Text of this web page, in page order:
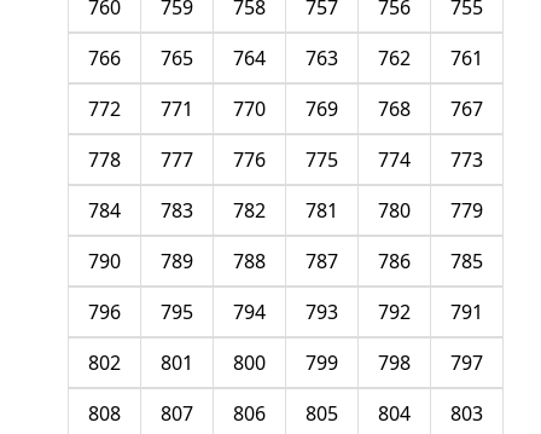
755
756
757
758
759
760
761
762
763
764
765
766
767
768
769
770
771
772
773
774
775
776
777
778
779
780
781
782
783
784
785
786
787
788
789
790
791
792
793
794
795
796
797
798
799
800
801
802
803
804
805
806
807
808